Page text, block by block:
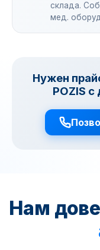
склада.
мед.
Нужен
POZIS с
Нам